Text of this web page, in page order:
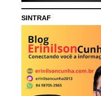
SINTRAF